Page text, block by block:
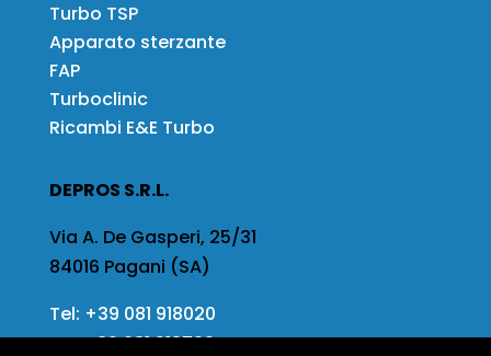
Turbo TSP
Apparato sterzante
FAP
Turboclinic
Ricambi E&E Turbo
DEPROS S.R.L.
Via A. De Gasperi, 25/31
84016 Pagani (SA)
Tel: +39 081 918020
Fax+39 081 919799